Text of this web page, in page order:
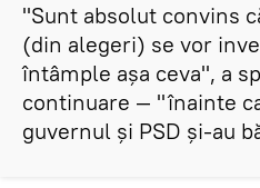
"Sunt absolut convins
(din alegeri) se vor
întâmple așa ceva", a
continuare — "înainte
guvernul și PSD și-au